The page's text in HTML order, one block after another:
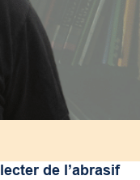
de l’abrasif